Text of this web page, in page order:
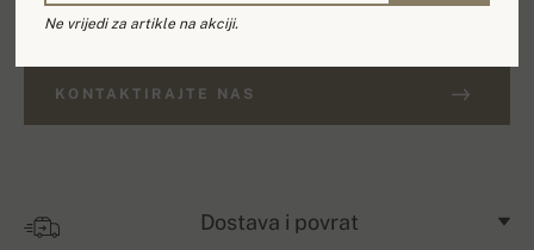
IMATE LI PITANJA O OVOM PROIZVODU?
KONTAKTIRAJTE NAS
Dostava i povrat
Ne vrijedi za artikle na akciji.